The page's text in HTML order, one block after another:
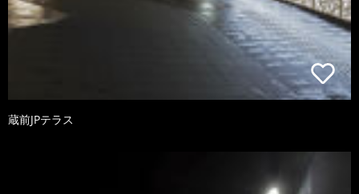
蔵前JPテラス